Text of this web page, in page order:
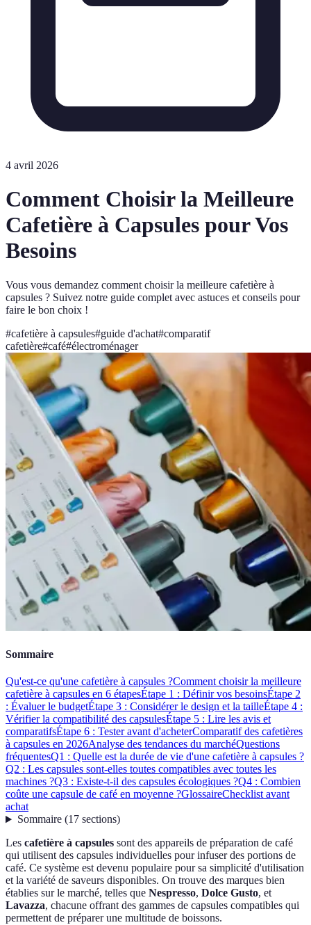
4 avril 2026
Comment Choisir la Meilleure
Cafetière à Capsules pour Vos
Besoins
Vous vous demandez comment choisir la meilleure cafetière à
capsules ? Suivez notre guide complet avec astuces et conseils pour
faire le bon choix !
#cafetière à capsules#guide d'achat#comparatif
cafetière#café#électroménager
Sommaire
Qu'est-ce qu'une cafetière à capsules ?Comment choisir la meilleure
cafetière à capsules en 6 étapesÉtape 1 : Définir vos besoinsÉtape 2
: Évaluer le budgetÉtape 3 : Considérer le design et la tailleÉtape 4 :
Vérifier la compatibilité des capsulesÉtape 5 : Lire les avis et
comparatifsÉtape 6 : Tester avant d'acheterComparatif des cafetières
à capsules en 2026Analyse des tendances du marchéQuestions
fréquentesQ1 : Quelle est la durée de vie d'une cafetière à capsules ?
Q2 : Les capsules sont-elles toutes compatibles avec toutes les
machines ?Q3 : Existe-t-il des capsules écologiques ?Q4 : Combien
coûte une capsule de café en moyenne ?GlossaireChecklist avant
achat
Sommaire(17 sections)
Les cafetière à capsules sont des appareils de préparation de café
qui utilisent des capsules individuelles pour infuser des portions de
café. Ce système est devenu populaire pour sa simplicité d'utilisation
et la variété de saveurs disponibles. On trouve des marques bien
établies sur le marché, telles que Nespresso, Dolce Gusto, et
Lavazza, chacune offrant des gammes de capsules compatibles qui
permettent de préparer une multitude de boissons.